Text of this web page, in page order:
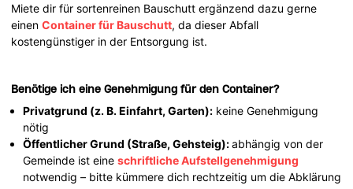
Miete dir für sortenreinen Bauschutt ergänzend dazu gerne
einenContainer für Bauschutt, da dieser Abfall
kostengünstiger in der Entsorgung ist.
Benötige ich eine Genehmigung für den Container?
Privatgrund (z. B. Einfahrt, Garten): keine Genehmigung
nötig
Öffentlicher Grund (Straße, Gehsteig):abhängig von der
Gemeinde ist eineschriftliche Aufstellgenehmigung
notwendig – bitte kümmere dich rechtzeitig um die Abklärung